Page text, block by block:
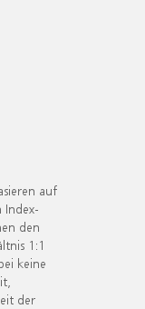
auf
Index-
den
1:1
keine
der